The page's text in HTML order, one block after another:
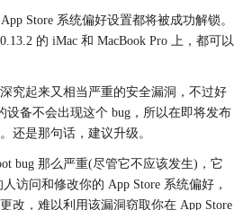
Store 系统偏好设置都将被成功解锁。
的 iMac 和 MacBook Pro 上，都可以
究起来又相当严重的安全漏洞，不过好
设备不会出现这个 bug，所以在即将发布
还是那句话，建议升级。
bug 那么严重(尽管它不应该发生)，它
访问和修改你的 App Store 系统偏好，
改，难以利用该漏洞窃取你在 App Store